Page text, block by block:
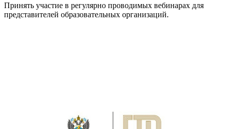
Принять участие в регулярно проводимых вебинарах для
представителей образовательных организаций.